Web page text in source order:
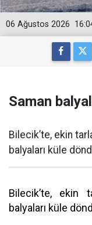
06 Ağustos 2026
Saman
Bilecik’te, ekin
balyaları küle
Bilecik’te, ekin
balyaları küle